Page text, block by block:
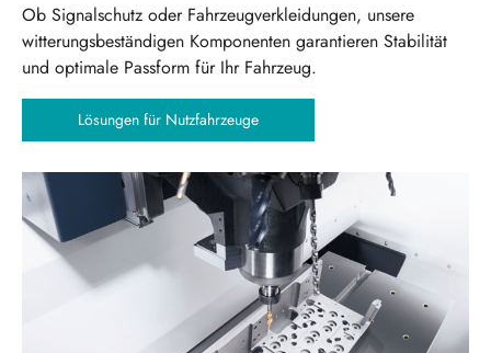
Ob Signalschutz oder Fahrzeugverkleidungen, unsere
witterungsbeständigen Komponenten garantieren Stabilität
und optimale Passform für Ihr Fahrzeug.
Lösungen für Nutzfahrzeuge